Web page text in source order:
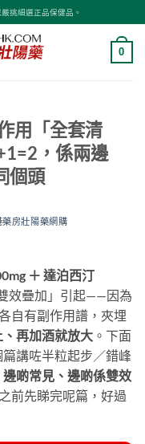
挑細選正品保健品。
0
用「全套清
，係兩邊
個頭
藥房壯陽藥網購
＋ 達泊西汀
效疊加」引起——因為
各自有副作用譜，夾埋
再加酒就放大 。下面
講咗半粒起步／錯峰
啲常見、邊啲係雙效
前先睇完呢篇，好過